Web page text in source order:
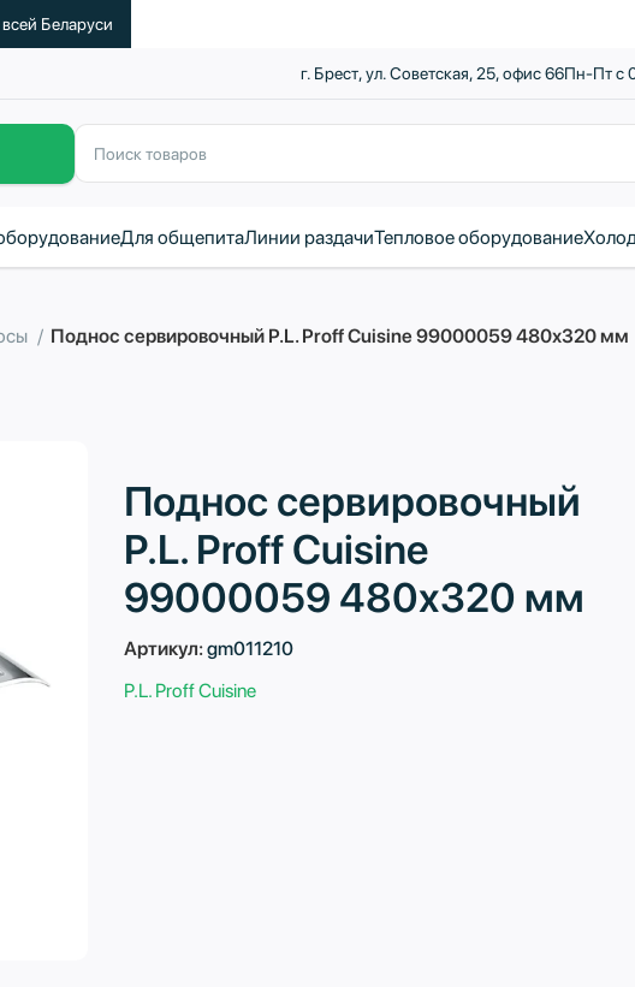
г. Брест, ул. Советская, 25, офис 66Пн-Пт с
Для общепитаЛинии раздачиТепловое оборудование
Поднос сервировочный P.L. Proff Cuisine 99000059 480х320 мм
Поднос сервировочный
P.L. Proff Cuisine
99000059 480х320 мм
Артикул:gm011210
P.L. Proff Cuisine
Беларуси